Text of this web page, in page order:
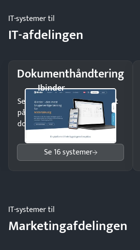
IT-systemer til
IT-afdelingen
Dokumenthåndtering
Ibinder
Send kontrakter til underskrift
på minutter og mist ingen
dokumenter.
Se 16 systemer
IT-systemer til
Marketingafdelingen